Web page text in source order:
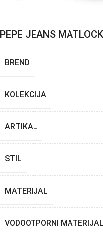
PEPE JEANS
BREND
KOLEKCIJA
ARTIKAL
STIL
MATERIJAL
VODOOTPORNI MATERIJAL